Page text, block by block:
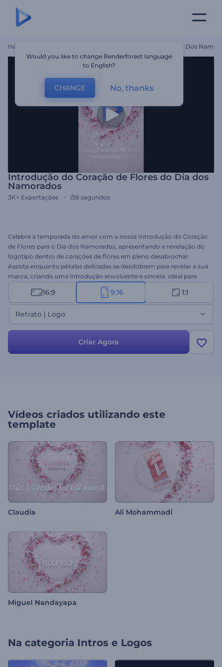
Início Introdução Do Coração De Flores Do Dia Dos
Introdução do Coração de Flores do Dia dos
Namorados
3K+ Exportações 8 segundos
Celebre a temporada do amor com a nossa Introdução do Coração
de Flores para o Dia dos Namorados, apresentando a revelação do
logotipo dentro de corações de flores em pleno desabrochar.
Assista enquanto pétalas delicadas se desdobram para revelar a sua
marca, criando uma introdução envolvente e sincera. Ideal para
empresas e criadores que buscam transmitir amor e carinho
durante a temporada do Dia dos Namorados. Personalize com o
seu logotipo, insira seus textos e escolha uma trilha sonora
encantadora para complementar a atmosfera romântica. Crie agora
e espalhe o amor a cada flor!
16:9 9:16 1:1
Retrato | Logo
Criar Agora
Vídeos criados utilizando este
template
Claudia Ali Mohammadi
Miguel Nandayapa
Na categoria Intros e Logos
Would you like to change Renderforest language
to English?
CHANGE No, thanks